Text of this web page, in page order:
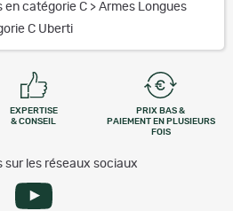
en catégorie C > Armes Longues
C Uberti
EXPERTISE
& CONSEIL
PRIX BAS &
PAIEMENT EN PLUSIEURS
FOIS
sur les réseaux sociaux